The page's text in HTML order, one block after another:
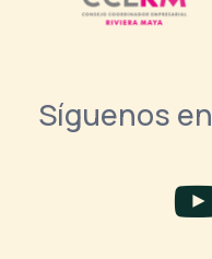
Síguenos en